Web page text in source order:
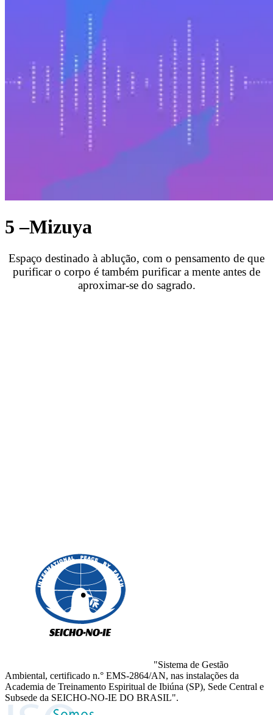
5 –Mizuya
Espaço destinado à ablução, com o pensamento de que
purificar o corpo é também purificar a mente antes de
aproximar-se do sagrado.
"Sistema de Gestão
Ambiental, certificado n.° EMS-2864/AN, nas instalações da
Academia de Treinamento Espiritual de Ibiúna (SP), Sede Central e
Subsede da SEICHO-NO-IE DO BRASIL".